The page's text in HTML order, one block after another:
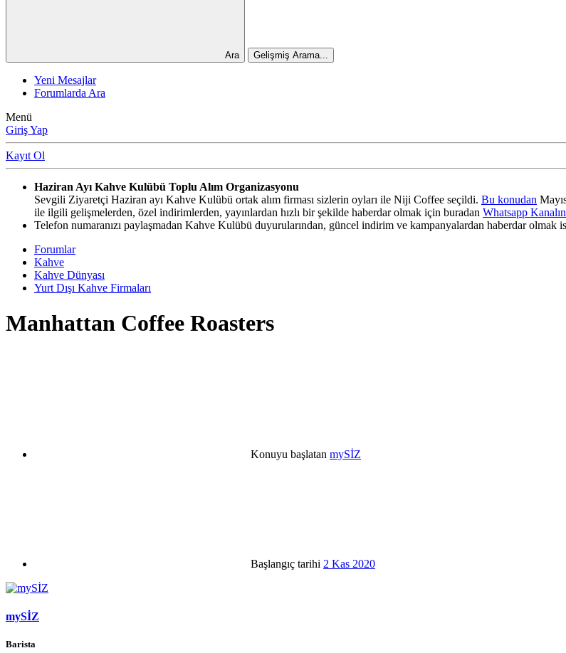
Ara Gelişmiş Arama...
Yeni Mesajlar
Forumlarda Ara
Menü
Giriş Yap
Kayıt Ol
Haziran Ayı Kahve Kulübü Toplu Alım Organizasyonu
Sevgili Ziyaretçi Haziran ayı Kahve Kulübü ortak alım firması sizlerin oyları ile Niji Coffee seçildi. Bu konudan
ile ilgili gelişmelerden, özel indirimlerden, yayınlardan hızlı bir şekilde haberdar olmak için buradan Whatsapp
Telefon numaranızı paylaşmadan Kahve Kulübü duyurularından, güncel indirim ve kampanyalardan haberdar olmak
Forumlar
Kahve
Kahve Dünyası
Yurt Dışı Kahve Firmaları
Manhattan Coffee Roasters
Konuyu başlatan mySİZ
Başlangıç tarihi 2 Kas 2020
mySİZ
Barista